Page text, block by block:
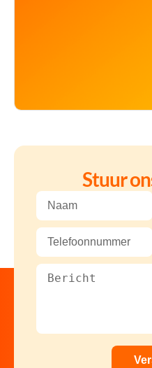
Stuur